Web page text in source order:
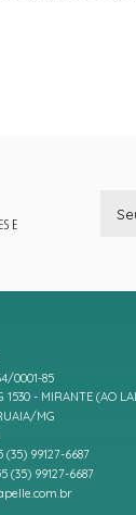
E
0001-85
1530 - MIRANTE (AO
MG
(35) 99127-6687
(35) 99127-6687